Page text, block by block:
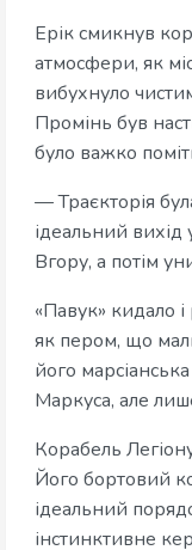
Ерік смикнув
атмосфери, як
вибухнуло
Промінь був
було важко
— Траєкторія
ідеальний
Вгору, а потім
«Павук» кидало
як пером, що
його
Маркуса, але
Корабель
Його бортовий
ідеальний
інстинктивне